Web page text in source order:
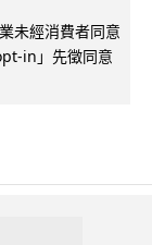
未經消費者同意
in」先徵同意